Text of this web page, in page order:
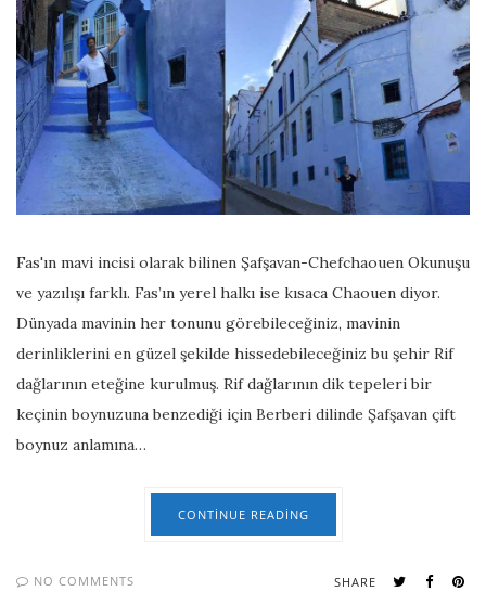
Fas'ın mavi incisi olarak bilinen Şafşavan-Chefchaouen Okunuşu
ve yazılışı farklı. Fas’ın yerel halkı ise kısaca Chaouen diyor.
Dünyada mavinin her tonunu görebileceğiniz, mavinin
derinliklerini en güzel şekilde hissedebileceğiniz bu şehir Rif
dağlarının eteğine kurulmuş. Rif dağlarının dik tepeleri bir
keçinin boynuzuna benzediği için Berberi dilinde Şafşavan çift
boynuz anlamına…
CONTINUE READING
NO COMMENTS SHARE